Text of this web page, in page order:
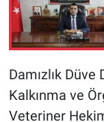
Damızlık
Kalkınma ve
Veteriner